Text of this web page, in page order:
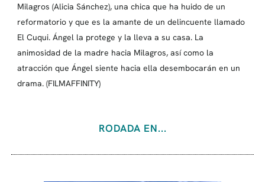
Milagros (Alicia Sánchez), una chica que ha huido de un
reformatorio y que es la amante de un delincuente llamado
El Cuqui. Ángel la protege y la lleva a su casa. La
animosidad de la madre hacia Milagros, así como la
atracción que Ángel siente hacia ella desembocarán en un
drama. (FILMAFFINITY)
RODADA EN...